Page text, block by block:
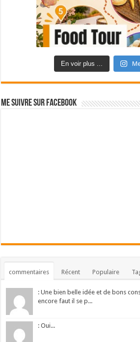
En voir plus ...
Me suivre sur Facebook
commentaires Récent Populaire
: Une bien belle idée et de bons
encore faut il se p...
: Oui...